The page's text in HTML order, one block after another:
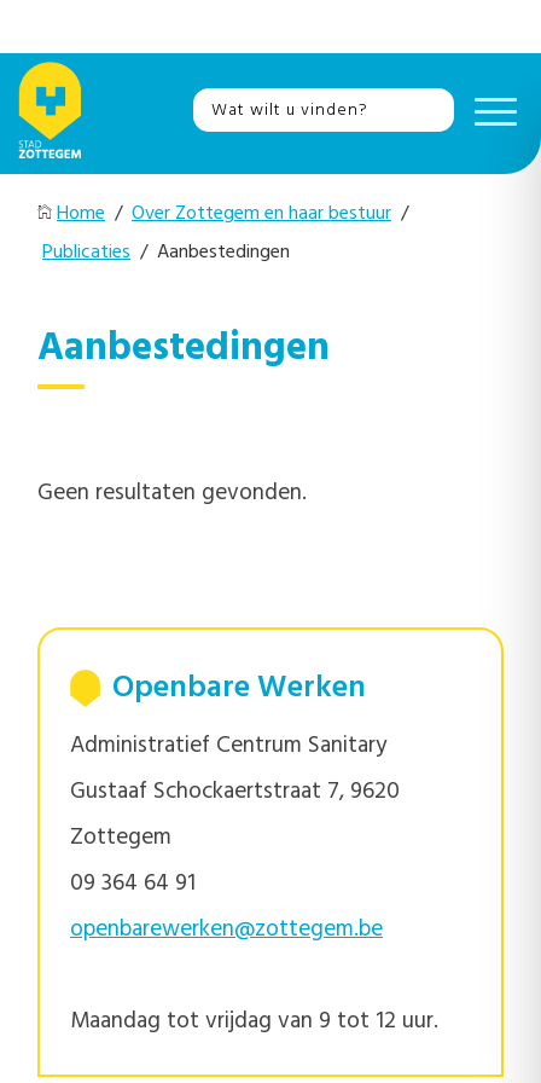
Home / Over Zottegem en haar bestuur /
Publicaties / Aanbestedingen
Aanbestedingen
Geen resultaten gevonden.
Openbare Werken
Administratief Centrum Sanitary
Gustaaf Schockaertstraat 7, 9620
Zottegem
09 364 64 91
openbarewerken@zottegem.be
Maandag tot vrijdag van 9 tot 12 uur.